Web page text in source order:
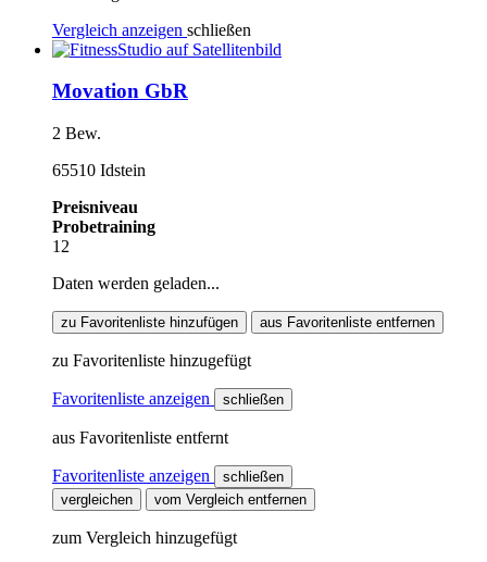
Vergleich anzeigen schließen
Movation GbR
2 Bew.
65510 Idstein
Preisniveau
Probetraining
12
Daten werden geladen...
zu Favoritenliste hinzufügen aus Favoritenliste entfernen
zu Favoritenliste hinzugefügt
Favoritenliste anzeigen schließen
aus Favoritenliste entfernt
Favoritenliste anzeigen
schließen
vergleichen
vom Vergleich entfernen
zum Vergleich hinzugefügt